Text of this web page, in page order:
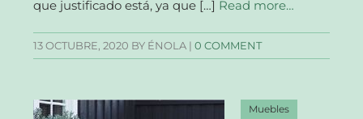
que justificado está, ya que […] Read more…
13 OCTUBRE, 2020 BY ÉNOLA |0 COMMENT
Muebles